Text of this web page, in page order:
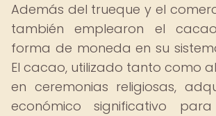
Además del trueque y el
también emplearon el
forma de moneda en su
El cacao, utilizado tanto como
en ceremonias religiosas,
económico significativo